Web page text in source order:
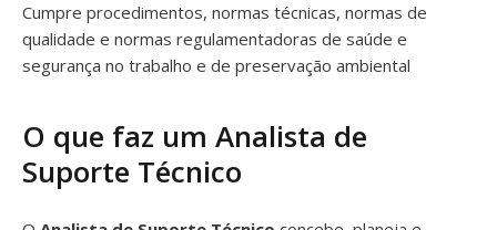
Cumpre procedimentos, normas técnicas, normas de
qualidade e normas regulamentadoras de saúde e
segurança no trabalho e de preservação ambiental
O que faz um Analista de
Suporte Técnico